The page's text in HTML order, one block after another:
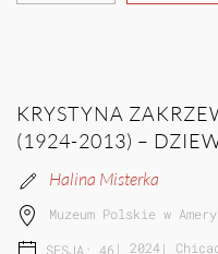
KRYSTYNA
(1924-2013) –
Halina Misterka
Muzeum Polskie w
SESJA: 46 | 2024|